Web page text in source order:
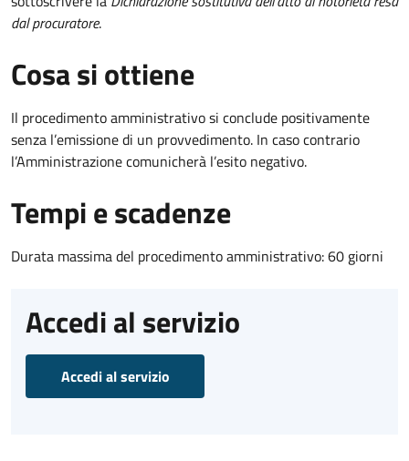
dal procuratore.
Cosa si ottiene
Il procedimento amministrativo si conclude positivamente
senza l’emissione di un provvedimento. In caso contrario
l’Amministrazione comunicherà l’esito negativo.
Tempi e scadenze
Durata massima del procedimento amministrativo: 60 giorni
Accedi al servizio
Accedi al servizio